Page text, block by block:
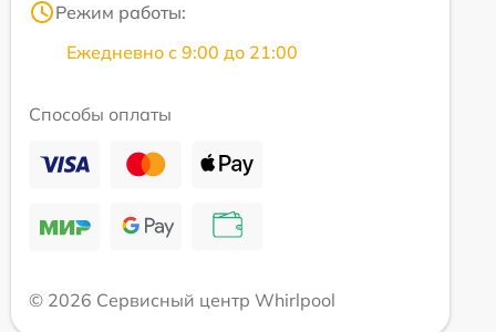
Режим работы:
Ежедневно с 9:00 до 21:00
Способы оплаты
© 2026 Сервисный центр Whirlpool